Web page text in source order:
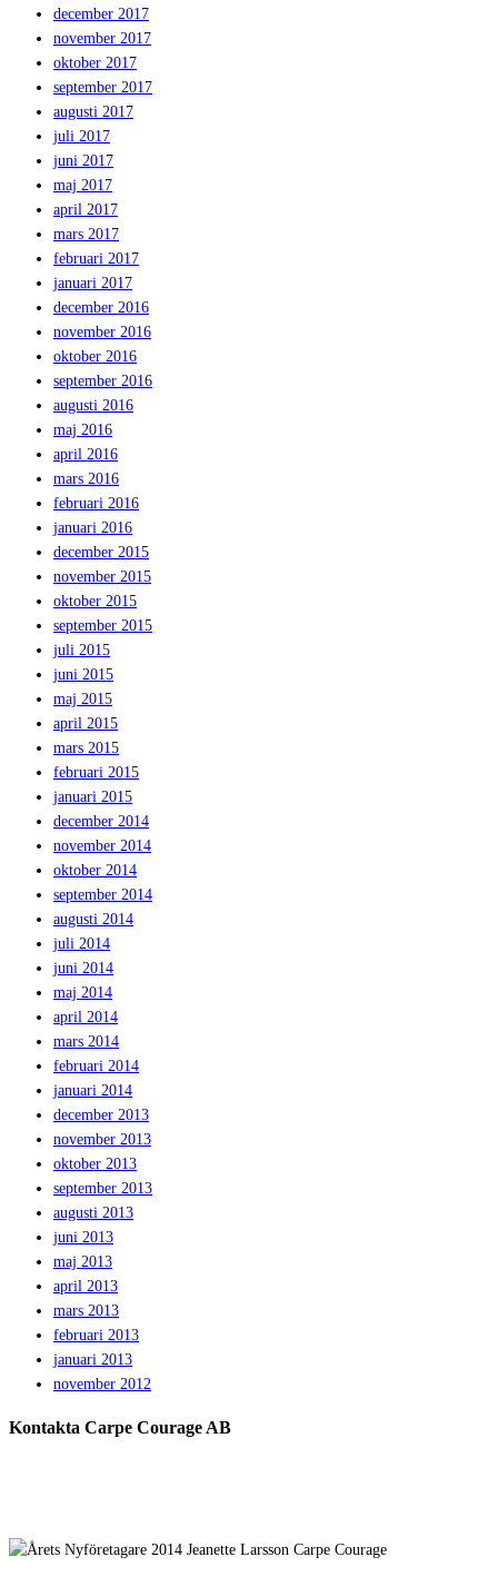
december 2017
november 2017
oktober 2017
september 2017
augusti 2017
juli 2017
juni 2017
maj 2017
april 2017
mars 2017
februari 2017
januari 2017
december 2016
november 2016
oktober 2016
september 2016
augusti 2016
maj 2016
april 2016
mars 2016
februari 2016
januari 2016
december 2015
november 2015
oktober 2015
september 2015
juli 2015
juni 2015
maj 2015
april 2015
mars 2015
februari 2015
januari 2015
december 2014
november 2014
oktober 2014
september 2014
augusti 2014
juli 2014
juni 2014
maj 2014
april 2014
mars 2014
februari 2014
januari 2014
december 2013
november 2013
oktober 2013
september 2013
augusti 2013
juni 2013
maj 2013
april 2013
mars 2013
februari 2013
januari 2013
november 2012
Kontakta Carpe Courage AB